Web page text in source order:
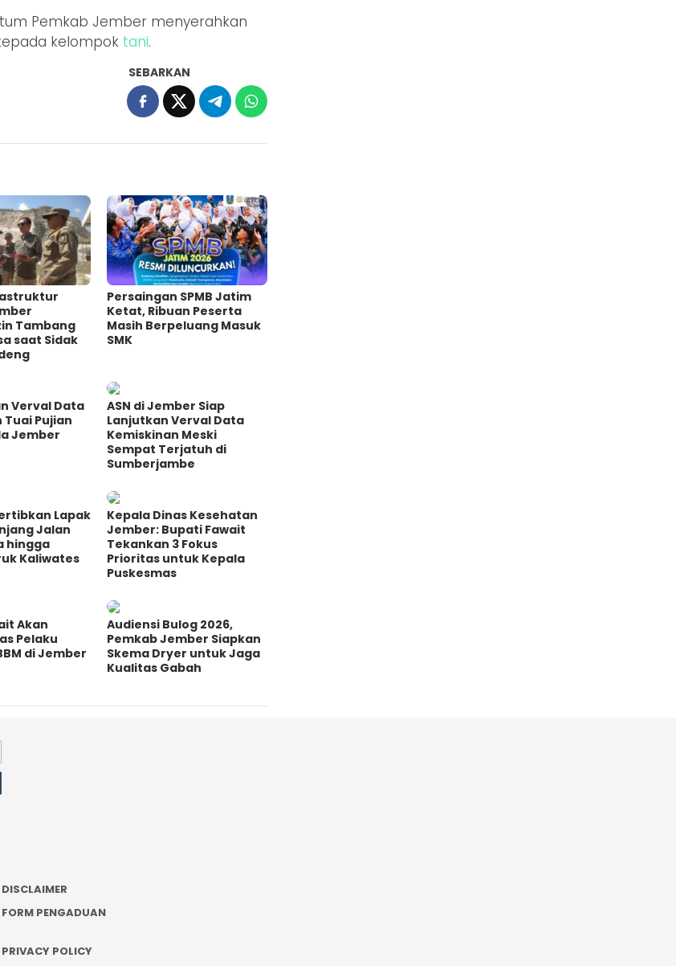
Pemkab Jember menyerahkan
kelompok tani.
SEBARKAN
Tambang
saat Sidak
Persaingan SPMB Jatim
Ketat, Ribuan Peserta
Masih Berpeluang Masuk
SMK
Verval Data
Tuai Pujian
Jember
ASN di Jember Siap
Lanjutkan Verval Data
Kemiskinan Meski
Sempat Terjatuh di
Sumberjambe
Lapak
Jalan
hingga
Kaliwates
Kepala Dinas Kesehatan
Jember: Bupati Fawait
Tekankan 3 Fokus
Prioritas untuk Kepala
Puskesmas
Akan
Pelaku
di Jember
Audiensi Bulog 2026,
Pemkab Jember Siapkan
Skema Dryer untuk Jaga
Kualitas Gabah
DISCLAIMER
FORM PENGADUAN
PRIVACY POLICY